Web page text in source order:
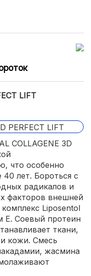
LIFT
COLLAGENE 3D
что особенно
лет. Бороться с
радикалов и
факторов внешней
Liposentol
Е. Соевый протеин
ткани,
кожи. Смесь
жасмина